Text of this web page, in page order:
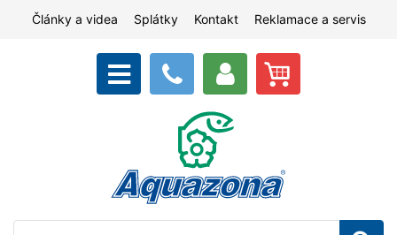
Články a videa Splátky Kontakt Reklamace a servis